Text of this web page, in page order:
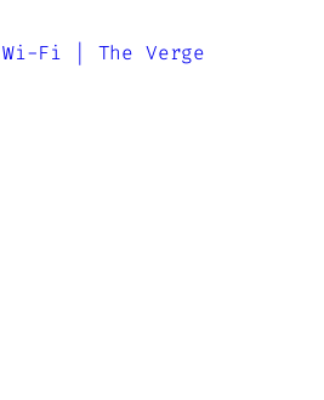
Fi | The Verge